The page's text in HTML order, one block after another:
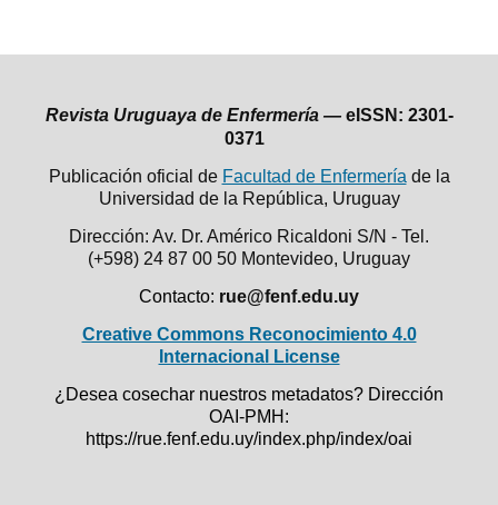
Revista Uruguaya de Enfermería — eISSN: 2301-
0371
Publicación oficial de Facultad de Enfermería de la
Universidad de la República, Uruguay
Dirección: Av. Dr. Américo Ricaldoni S/N - Tel.
(+598) 24 87 00 50 Montevideo, Uruguay
Contacto: rue@fenf.edu.uy
Creative Commons Reconocimiento 4.0
Internacional License
¿Desea cosechar nuestros metadatos? Dirección
OAI-PMH:
https://rue.fenf.edu.uy/index.php/index/oai